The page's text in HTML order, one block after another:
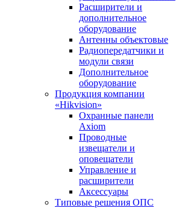
Расширители и
дополнительное
оборудование
Антенны объектовые
Радиопередатчики и
модули связи
Дополнительное
оборудование
Продукция компании
«Hikvision»
Охранные панели
Axiom
Проводные
извещатели и
оповещатели
Управление и
расширители
Аксессуары
Типовые решения ОПС